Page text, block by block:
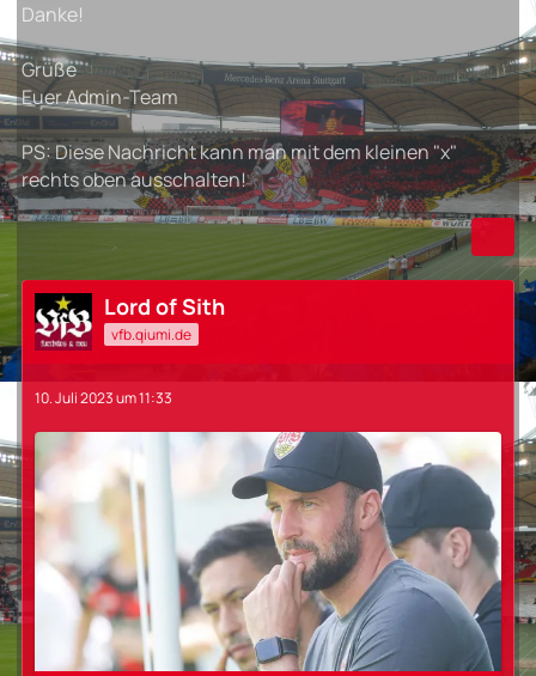
Danke!
Grüße
Euer Admin-Team
PS: Diese Nachricht kann man mit dem kleinen "x"
rechts oben ausschalten!
Lord of Sith
vfb.qiumi.de
10. Juli 2023 um 11:33